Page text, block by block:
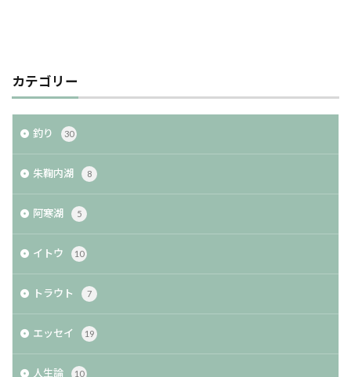
カテゴリー
釣り 30
朱鞠内湖 8
阿寒湖 5
イトウ 10
トラウト 7
エッセイ 19
人生論 10